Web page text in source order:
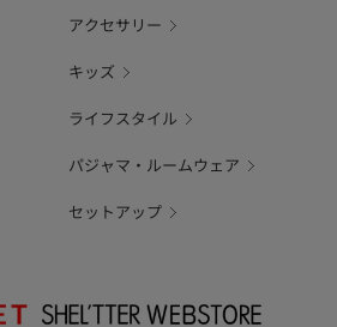
アクセサリー
キッズ
ライフスタイル
パジャマ・ルームウェア
セットアップ